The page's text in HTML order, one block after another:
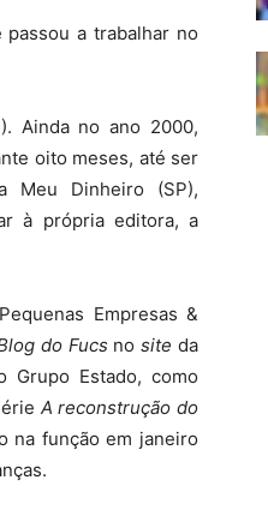
a trabalhar no
Ainda no ano 2000,
oito meses, até ser
Meu Dinheiro (SP),
à própria editora, a
Empresas &
do Fucs nosite da
Grupo Estado, como
A reconstrução do
na função em janeiro